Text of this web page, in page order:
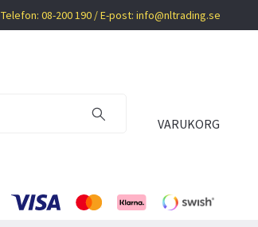
Telefon: 08-200 190 / E-post: info@nltrading.se
VARUKORG